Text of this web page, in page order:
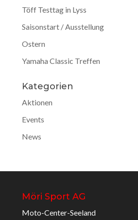
Töff Testtag in Lyss
Saisonstart / Ausstellung
Ostern
Yamaha Classic Treffen
Kategorien
Aktionen
Events
News
Möri Sport AG
Moto-Center-Seeland